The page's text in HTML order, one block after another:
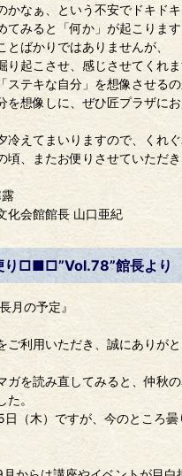
かなぁ、という不安でドキドキ
てみると「何か」が起こります
とばかりではありませんが、
り起こさせ、感じさせてくれま
ステキな自分」を想像させるの
を想像しに、ぜひ匠プラザに
冷えてまいりますので、くれぐ
頃、またお便りさせていただき
露
化会館館長 山口亜紀
□■□”Vol.78”館長よ
月の予定』
ご利用いただき、誠にありが
ガを読み直してみると、仲秋
。
（木）ですが、今のところ曇